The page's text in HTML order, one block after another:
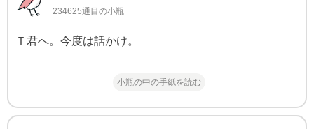
234625通目の小瓶
Ｔ君へ。今度は話かけ。
小瓶の中の手紙を読む